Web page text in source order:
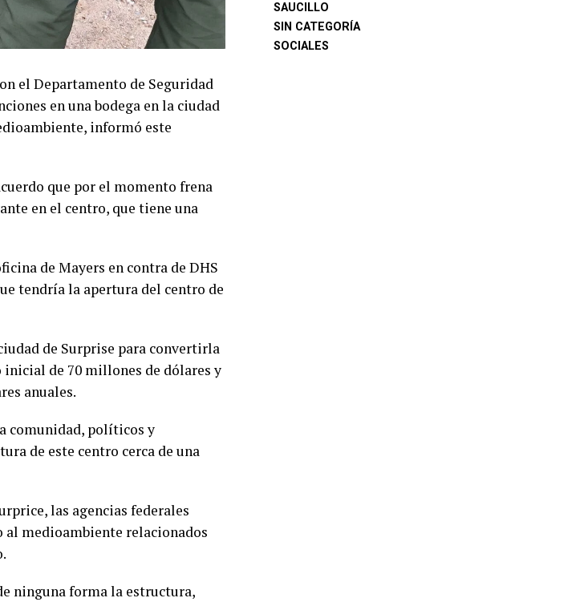
el Departamento de Seguridad
en una bodega en la ciudad
informó este
que por el momento frena
en el centro, que tiene una
de Mayers en contra de DHS
tendría la apertura del centro de
de Surprise para convertirla
inicial de 70 millones de dólares y
anuales.
comunidad, políticos y
de este centro cerca de una
las agencias federales
al medioambiente relacionados
ninguna forma la estructura,
SAUCILLO
SIN CATEGORÍA
SOCIALES